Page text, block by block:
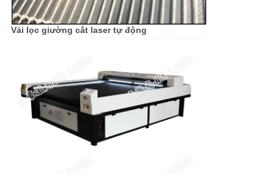
Vải lọc giường cắt laser tự động